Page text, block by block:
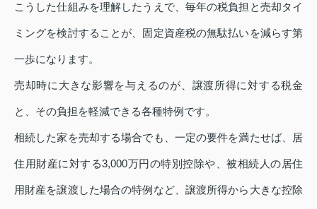
こうした仕組みを理解したうえで、毎年の税負担と売却タイ
ミングを検討することが、固定資産税の無駄払いを減らす第
一歩になります。
売却時に大きな影響を与えるのが、譲渡所得に対する税金
と、その負担を軽減できる各種特例です。
相続した家を売却する場合でも、一定の要件を満たせば、居
住用財産に対する3,000万円の特別控除や、被相続人の居住
用財産を譲渡した場合の特例など、譲渡所得から大きな控除